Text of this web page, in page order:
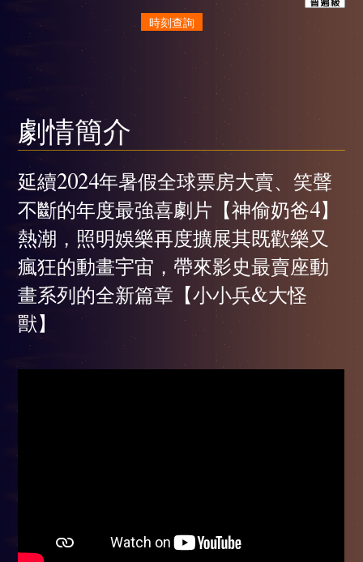
時刻查詢
劇情簡介
延續2024年暑假全球票房大賣、笑聲
不斷的年度最強喜劇片【神偷奶爸4】
熱潮，照明娛樂再度擴展其既歡樂又
瘋狂的動畫宇宙，帶來影史最賣座動
畫系列的全新篇章【小小兵&大怪
獸】